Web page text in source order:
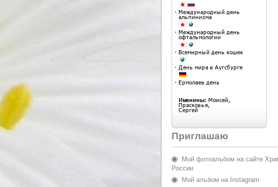
Приглашаю
Мой фотоальбом на сайте
России
Мой альбом на Instagram